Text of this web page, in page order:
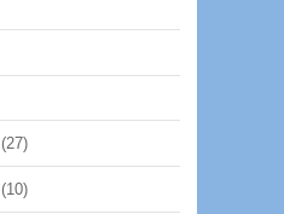
(27)
(10)